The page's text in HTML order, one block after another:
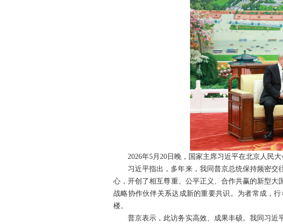
2026年5月20日晚，国家主席习近平在北京人民
习近平指出，多年来，我同普京总统保持频密
心，开创了相互尊重、公平正义、合作共赢的新型
战略协作伙伴关系达成新的重要共识。为者常成，
楼。
普京表示，此访务实高效、成果丰硕。我同习